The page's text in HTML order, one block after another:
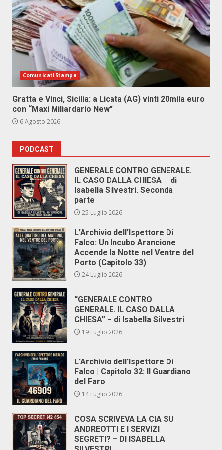
Comunicati Stampa
Gratta e Vinci, Sicilia: a Licata (AG) vinti 20mila euro
con “Maxi Miliardario New”
6 Agosto 2026
PODCAST
GENERALE CONTRO GENERALE.
IL CASO DALLA CHIESA – di
Isabella Silvestri. Seconda
parte
25 Luglio 2026
L’Archivio dell’Ispettore Di
Falco: Un Incubo Arancione
Accende la Notte nel Ventre del
Porto (Capitolo 33)
24 Luglio 2026
“GENERALE CONTRO
GENERALE. IL CASO DALLA
CHIESA” – di Isabella Silvestri
19 Luglio 2026
L’Archivio dell’Ispettore Di
Falco | Capitolo 32: Il Guardiano
del Faro
14 Luglio 2026
COSA SCRIVEVA LA CIA SU
ANDREOTTI E I SERVIZI
SEGRETI? – DI ISABELLA